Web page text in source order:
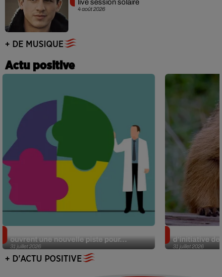
4 août 2026
live session solaire
+ DE MUSIQUE
Actu positive
31 juillet 2026
ouvrent une nouvelle piste pour...
31 juillet 2026
d’initiative
+ D'ACTU POSITIVE